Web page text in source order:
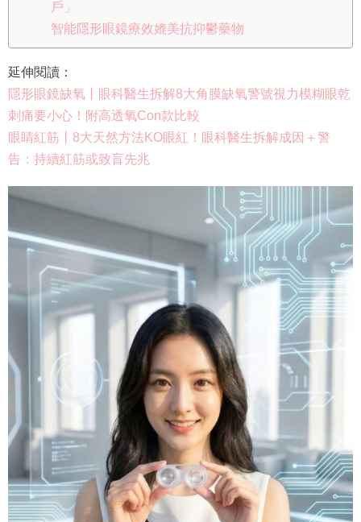
戶」
智能隱形眼鏡療效媲美抗抑鬱藥物
延伸閱讀：
隱形眼鏡缺氧丨眼科醫生拆解8大角膜缺氧警號視力模糊眼乾
刺痛要小心！附高透氧Con款比較
眼睛紅筋丨8大天然方法KO眼紅！眼科醫生拆解成因＋警
告：持續紅筋或致盲先兆